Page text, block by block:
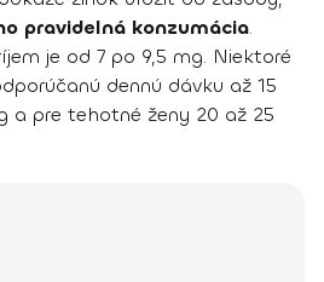
pravidelná konzumácia.
je od 7 po 9,5 mg. Niektoré
dennú dávku až 15
a pre tehotné ženy 20 až 25